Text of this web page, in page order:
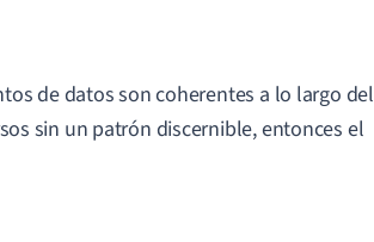
de datos son coherentes a lo largo del
sin un patrón discernible, entonces el